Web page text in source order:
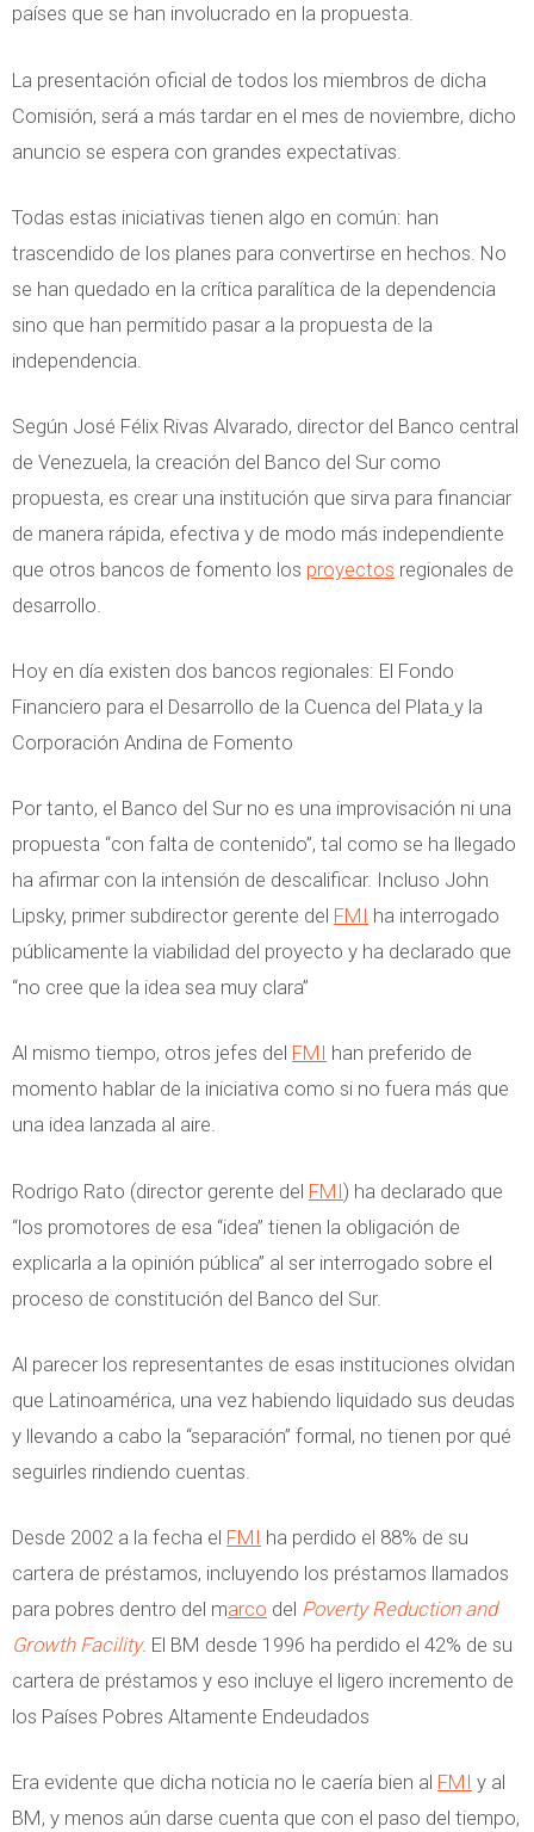
países que se han involucrado en la propuesta.
La presentación oficial de todos los miembros de dicha
Comisión, será a más tardar en el mes de noviembre, dicho
anuncio se espera con grandes expectativas.
Todas estas iniciativas tienen algo en común: han
trascendido de los planes para convertirse en hechos. No
se han quedado en la crítica paralítica de la dependencia
sino que han permitido pasar a la propuesta de la
independencia.
Según José Félix Rivas Alvarado, director del Banco central
de Venezuela, la creación del Banco del Sur como
propuesta, es crear una institución que sirva para financiar
de manera rápida, efectiva y de modo más independiente
que otros bancos de fomento los proyectos regionales de
desarrollo.
Hoy en día existen dos bancos regionales: El Fondo
Financiero para el Desarrollo de la Cuenca del Plata y la
Corporación Andina de Fomento
Por tanto, el Banco del Sur no es una improvisación ni una
propuesta “con falta de contenido”, tal como se ha llegado
ha afirmar con la intensión de descalificar. Incluso John
Lipsky, primer subdirector gerente del FMI ha interrogado
públicamente la viabilidad del proyecto y ha declarado que
“no cree que la idea sea muy clara”
Al mismo tiempo, otros jefes del FMI han preferido de
momento hablar de la iniciativa como si no fuera más que
una idea lanzada al aire.
Rodrigo Rato (director gerente del FMI) ha declarado que
“los promotores de esa “idea” tienen la obligación de
explicarla a la opinión pública” al ser interrogado sobre el
proceso de constitución del Banco del Sur.
Al parecer los representantes de esas instituciones olvidan
que Latinoamérica, una vez habiendo liquidado sus deudas
y llevando a cabo la “separación” formal, no tienen por qué
seguirles rindiendo cuentas.
Desde 2002 a la fecha el FMI ha perdido el 88% de su
cartera de préstamos, incluyendo los préstamos llamados
para pobres dentro del marco del Poverty Reduction and
Growth Facility. El BM desde 1996 ha perdido el 42% de su
cartera de préstamos y eso incluye el ligero incremento de
los Países Pobres Altamente Endeudados
Era evidente que dicha noticia no le caería bien al FMI y al
BM, y menos aún darse cuenta que con el paso del tiempo,